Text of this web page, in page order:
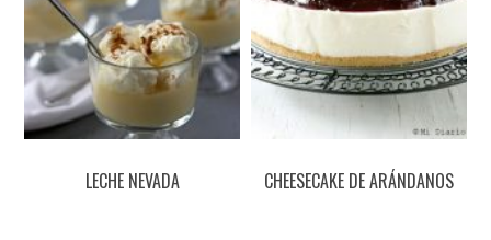
LECHE NEVADA CHEESECAKE DE ARÁNDANOS